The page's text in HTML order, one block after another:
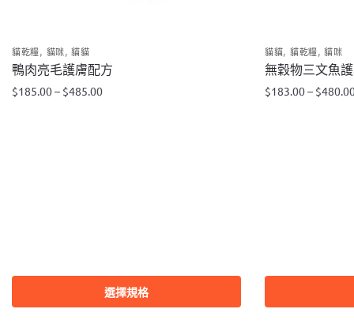
貓乾糧, 貓咪,貓貓
鴨肉亮毛護膚配方
$185.00– $485.00
選擇規格
產
貓貓, 貓乾糧,貓咪
無穀物三文魚
$183.00– $
產